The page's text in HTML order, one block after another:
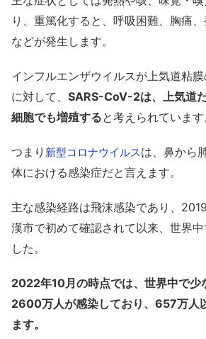
り、重篤化すると、呼吸困難、胸痛
などが発生します。
インフルエンザウイルスが上気道粘
に対して、 SARS-CoV-2は、上気道
細胞でも増殖すると考えられています
つまり 新型コロナウイルスは、鼻から
体における感染症だと言えます。
主な感染経路は飛沫感染であり、
漢市で初めて確認されて以来、世界
した。
2022年10月の時点では、世界中で少
2600万人が感染しており、657万人
ます。